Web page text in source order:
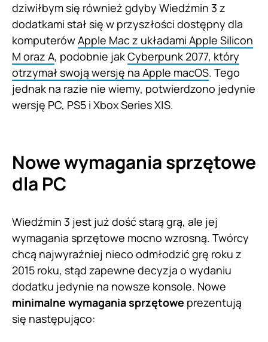
dziwiłbym się również gdyby Wiedźmin 3 z
dodatkami stał się w przyszłości dostępny dla
komputerówApple Mac z układami Apple Silicon
M oraz A, podobnie jakCyberpunk 2077, który
otrzymał swoją wersję na Apple macOS. Tego
jednak na razie nie wiemy, potwierdzono jedynie
wersję PC, PS5 i Xbox Series X|S.
Nowe wymagania sprzętowe
dla PC
Wiedźmin 3 jest już dość starą grą, ale jej
wymagania sprzętowe mocno wzrosną. Twórcy
chcą najwyraźniej nieco odmłodzić grę roku z
2015 roku, stąd zapewne decyzja o wydaniu
dodatku jedynie na nowsze konsole. Nowe
minimalne wymagania sprzętowe prezentują
się następująco: